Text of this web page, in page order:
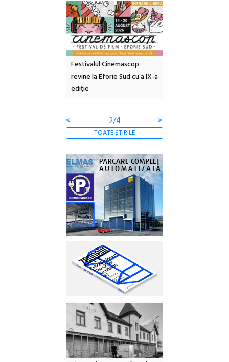
Festivalul Cinemascop
revine la Eforie Sud cu a IX-a
ediție
<
2/4 >
TOATE ȘTIRILE